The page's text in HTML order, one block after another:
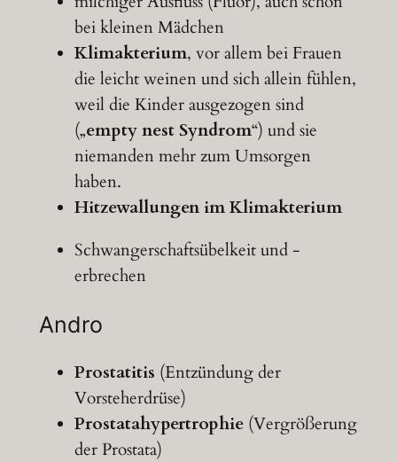
bei kleinen Mädchen
Klimakterium, vor allem bei Frauen
die leicht weinen und sich allein fühlen,
weil die Kinder ausgezogen sind
(„empty nest Syndrom“) und sie
niemanden mehr zum Umsorgen
haben.
Hitzewallungen im Klimakterium
Schwangerschaftsübelkeit und -
erbrechen
Andro
Prostatitis (Entzündung der
Vorsteherdrüse)
Prostatahypertrophie (Vergrößerung
der Prostata)